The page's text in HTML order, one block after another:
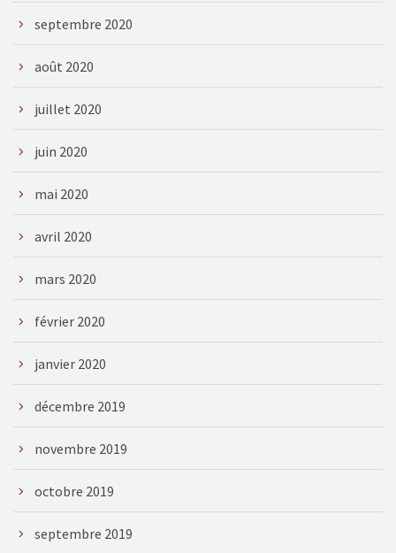
septembre 2020
août 2020
juillet 2020
juin 2020
mai 2020
avril 2020
mars 2020
février 2020
janvier 2020
décembre 2019
novembre 2019
octobre 2019
septembre 2019